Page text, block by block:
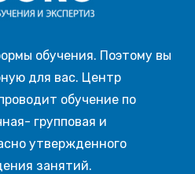
обучения. Поэтому вы
для вас. Центр
обучение по
групповая и
утвержденного
занятий.